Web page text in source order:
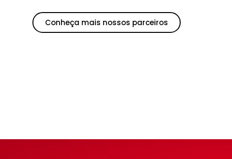
Conheça mais nossos parceiros